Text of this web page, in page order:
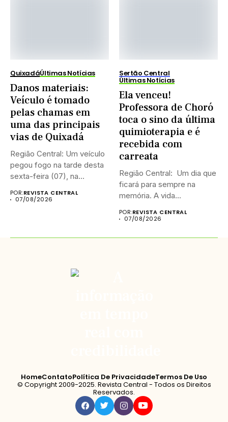
QuixadáÚltimas Notícias
Danos materiais:
Veículo é tomado
pelas chamas em
uma das principais
vias de Quixadá
Região Central: Um veículo
pegou fogo na tarde desta
sexta-feira (07), na...
POR:REVISTA CENTRAL
07/08/2026
Sertão Central
Últimas Notícias
Ela venceu!
Professora de Choró
toca o sino da última
quimioterapia e é
recebida com
carreata
Região Central: Um dia que
ficará para sempre na
memória. A vida...
POR:REVISTA CENTRAL
07/08/2026
HomeContatoPolítica De PrivacidadeTermos De Uso
© Copyright 2009-2025. Revista Central - Todos os Direitos
Reservados.